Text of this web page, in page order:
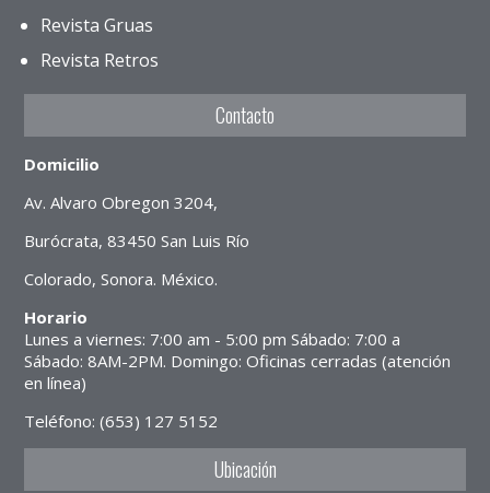
Revista Gruas
Revista Retros
Contacto
Domicilio
Av. Alvaro Obregon 3204,
Burócrata, 83450 San Luis Río
Colorado, Sonora. México.
Horario
Lunes a viernes: 7:00 am - 5:00 pm Sábado: 7:00 a
Sábado: 8AM-2PM. Domingo: Oficinas cerradas (atención
en línea)
Teléfono: (653) 127 5152
Ubicación